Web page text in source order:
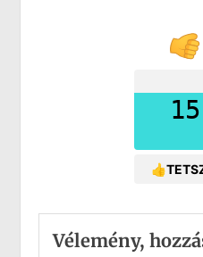
15
Vélemény,